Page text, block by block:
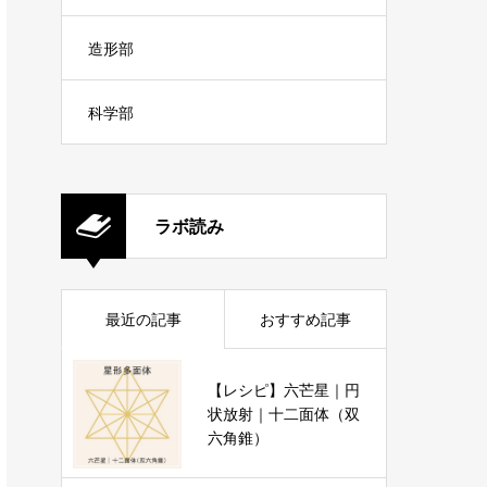
造形部
科学部
ラボ読み
最近の記事 おすすめ記事
【レシピ】六芒星｜円
状放射｜十二面体（双
六角錐）